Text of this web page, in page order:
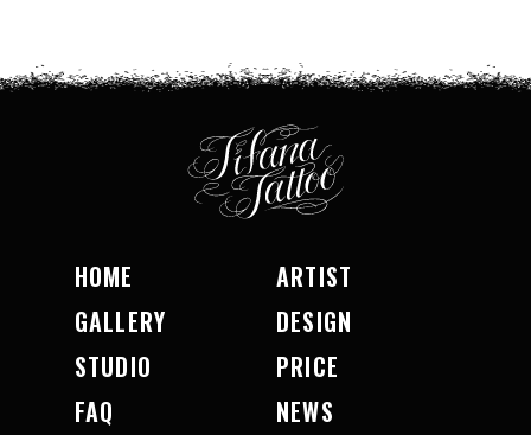
HOME
ARTIST
GALLERY
DESIGN
STUDIO
PRICE
FAQ
NEWS